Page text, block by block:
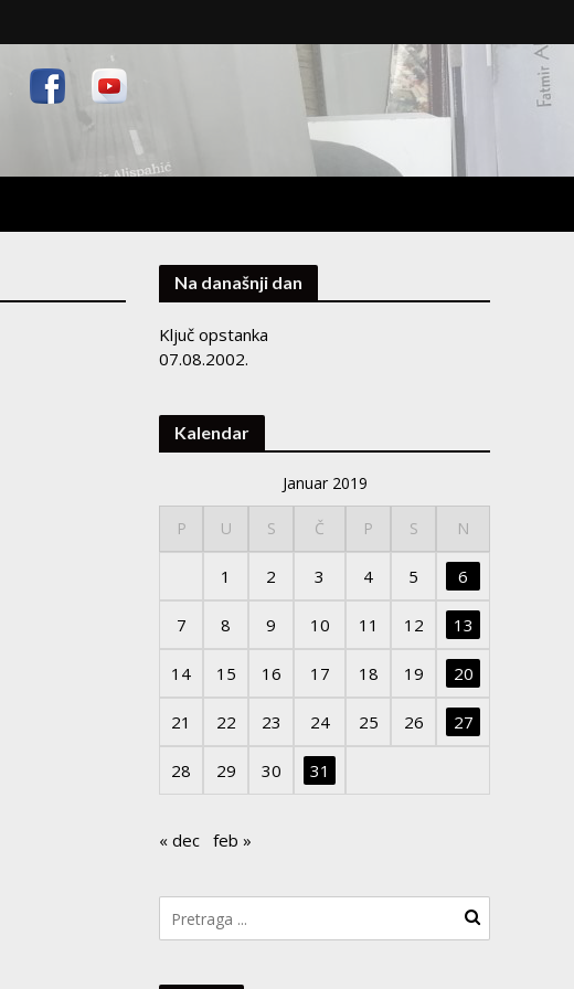
Na današnji dan
Ključ opstanka
07.08.2002.
Kalendar
Januar 2019
P U S Č P S N
1 2 3 4 5 6
7 8 9 10 11 12 13
14 15 16 17 18 19 20
21 22 23 24 25 26 27
28 29 30 31
« dec feb »